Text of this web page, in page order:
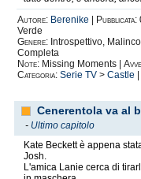
Autore: Berenike Pubblicata:
Verde
Genere: Introspettivo,
Completa
Note: Missing Moments |
Categoria: Serie TV > Castle
Cenerentola va al
- Ultimo capitolo
Kate Beckett è appena
Josh.
L'amica Lanie cerca di